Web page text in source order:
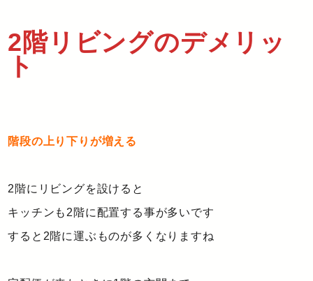
2階リビングのデメリッ
ト
階段の上り下りが増える
2階にリビングを設けると
キッチンも2階に配置する事が多いです
すると2階に運ぶものが多くなりますね